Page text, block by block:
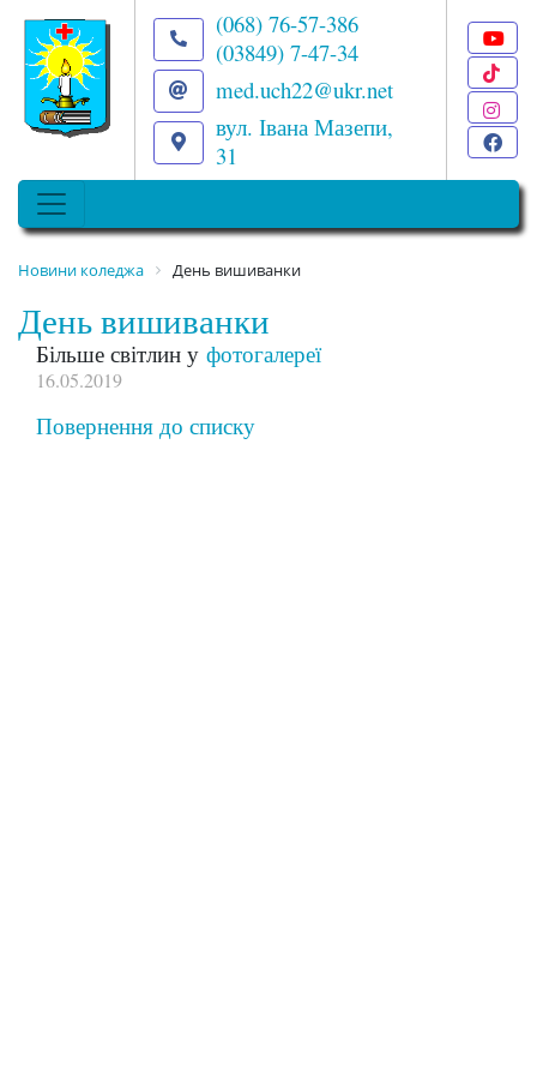
(068) 76-57-386
(03849) 7-47-34
med.uch22@ukr.net
вул. Івана Мазепи,
31
Новини коледжа День вишиванки
День вишиванки
Більше світлин у фотогалереї
16.05.2019
Повернення до списку